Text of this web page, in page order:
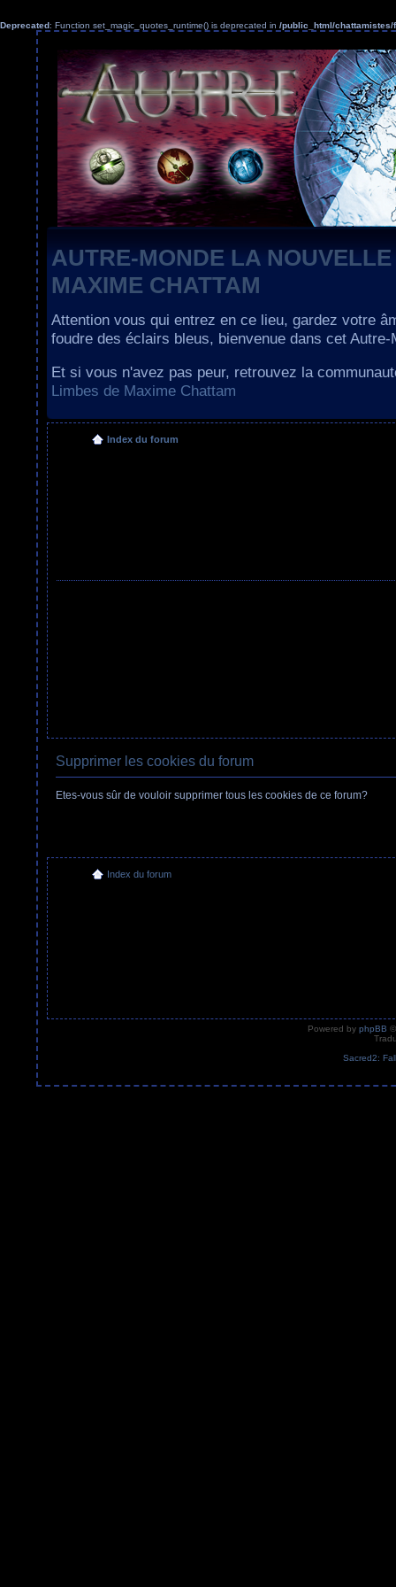
Deprecated: Function set_magic_quotes_runtime() is deprecated in /public_html/chattamistes/
AUTRE-MONDE LA
MAXIME CHATTAM
Attention vous qui entrez en ce lieu, gardez votre
foudre des éclairs bleus, bienvenue dans cet Autre-
Et si vous n'avez pas peur, retrouvez la
Limbes de Maxime Chattam
Index du forum
Supprimer les cookies du forum
Etes-vous sûr de vouloir supprimer tous les cookies de ce forum?
Index du forum
Powered by phpBB
Sacred2: